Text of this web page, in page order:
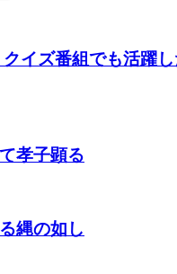
イズ番組でも活躍
孝子顕る
縄の如し